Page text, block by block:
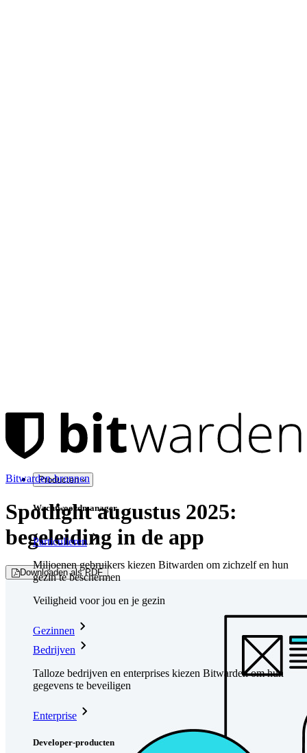
Producten
Wachtwoordmanager
Particulieren
Miljoenen gebruikers kiezen Bitwarden om zichzelf en hun
gezin te beschermen
Veiligheid voor jou en je gezin
Gezinnen
Bedrijven
Talloze bedrijven en enterprises kiezen Bitwarden om hun
gegevens te beveiligen
Enterprise
Developer-producten
Bitwarden-bronnen
Spotlight augustus 2025:
begeleiding in de app
Downloaden als PDF